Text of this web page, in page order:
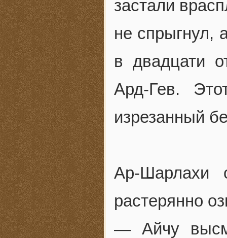
застали
не спрыгнул,
в двадцати
Ард-Гев.
изрезанный
Ар-Шарлахи
растерянно
— Айчу